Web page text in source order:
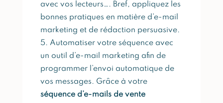
avec vos lecteurs…. Bref, appliquez les
bonnes pratiques en matière d’e-mail
marketing et de rédaction persuasive.
Automatiser votre séquence avec
un outil d’e-mail marketing afin de
programmer l’envoi automatique de
vos messages. Grâce à votre
séquence d’e-mails de vente